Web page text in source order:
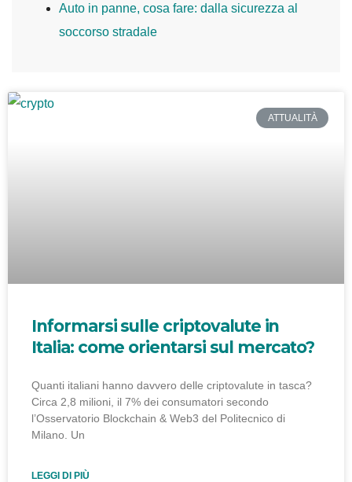
Auto in panne, cosa fare: dalla sicurezza al
soccorso stradale
ATTUALITÀ
Informarsi sulle criptovalute in
Italia: come orientarsi sul mercato?
Quanti italiani hanno davvero delle criptovalute in tasca?
Circa 2,8 milioni, il 7% dei consumatori secondo
l’Osservatorio Blockchain & Web3 del Politecnico di
Milano. Un
LEGGI DI PIÙ